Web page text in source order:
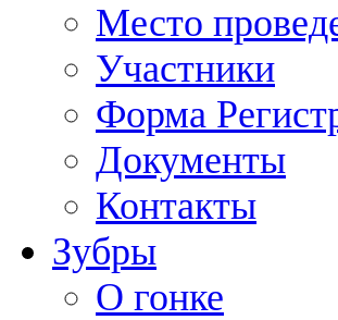
Место
Участники
Форма
Документы
Контакты
Зубры
О гонке